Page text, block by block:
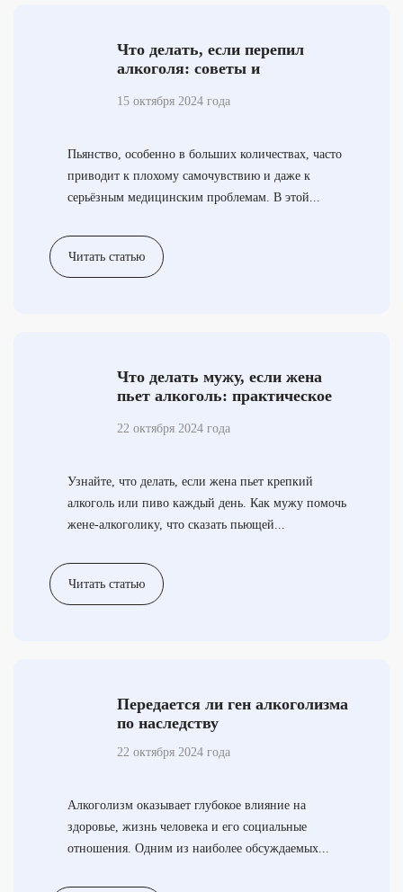
Что делать, если перепил
алкоголя: советы и
15 октября 2024 года
Пьянство, особенно в больших количествах, часто
приводит к плохому самочувствию и даже к
серьёзным медицинским проблемам. В этой...
Читать статью
Что делать мужу, если жена
пьет алкоголь: практическое
помощи
22 октября 2024 года
Узнайте, что делать, если жена пьет крепкий
алкоголь или пиво каждый день. Как мужу помочь
жене-алкоголику, что сказать пьющей...
Читать статью
Передается ли ген алкоголизма
по наследству
22 октября 2024 года
Алкоголизм оказывает глубокое влияние на
здоровье, жизнь человека и его социальные
отношения. Одним из наиболее обсуждаемых...